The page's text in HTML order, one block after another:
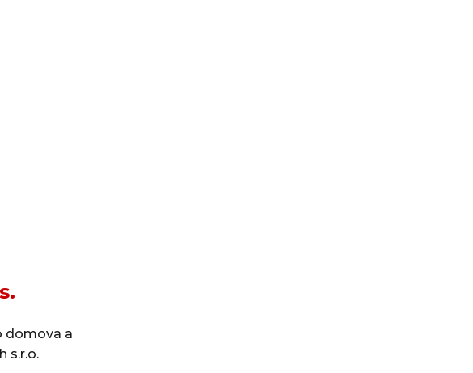
domova a
s.r.o.